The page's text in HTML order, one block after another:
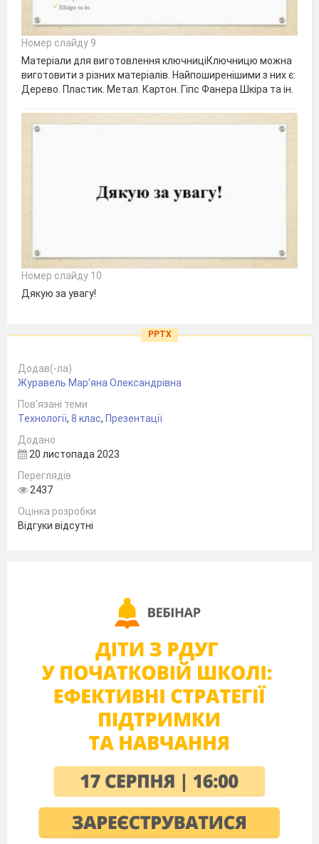
Номер слайду 9
Матеріали для виготовлення ключниціКлючницю можна
виготовити з різних матеріалів. Найпоширенішими з них є:
Дерево. Пластик. Метал. Картон. Гіпс Фанера Шкіра та ін.
Номер слайду 10
Дякую за увагу!
PPTX
Додав(-ла)
Журавель Мар'яна Олександрівна
Пов’язані теми
Технології, 8 клас, Презентації
Додано
20 листопада 2023
Переглядів
2437
Оцінка розробки
Відгуки відсутні